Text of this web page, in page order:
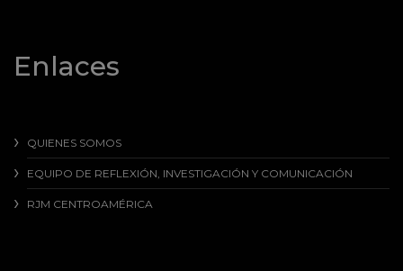
Enlaces
QUIENES SOMOS
EQUIPO DE REFLEXIÓN, INVESTIGACIÓN Y COMUNICACIÓN
RJM CENTROAMÉRICA